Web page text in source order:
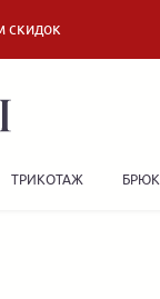
скидок
ТРИКОТАЖ